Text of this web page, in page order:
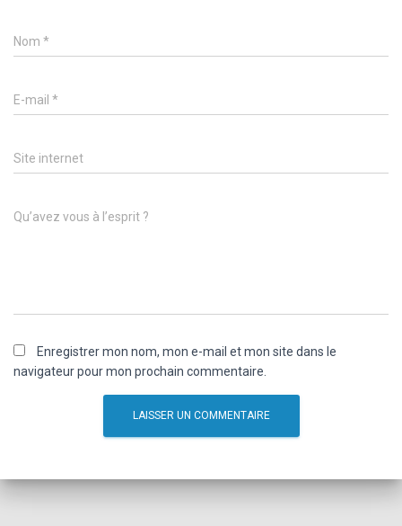
Nom *
E-mail *
Site internet
Qu’avez vous à l’esprit ?
Enregistrer mon nom, mon e-mail et mon site dans le
navigateur pour mon prochain commentaire.